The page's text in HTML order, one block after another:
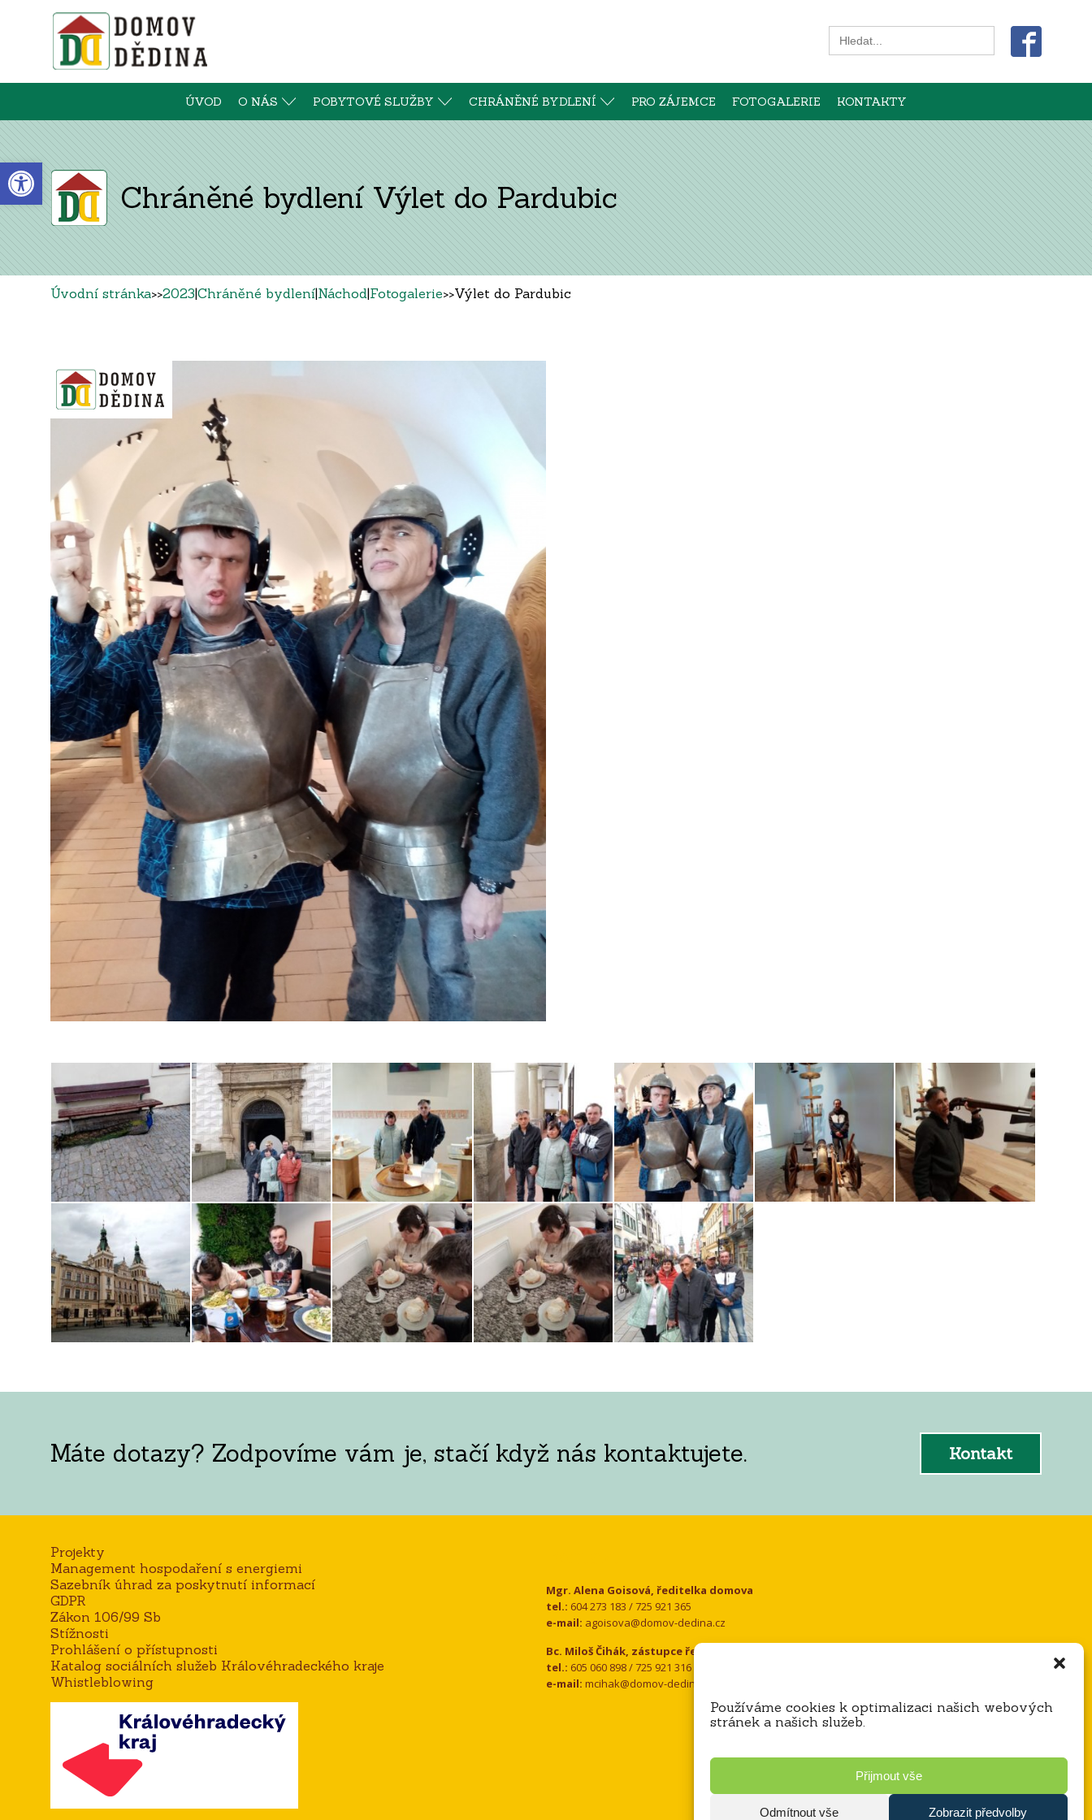
Open toolbar
Používáme cookies k optimalizaci našich webových
stránek a našich služeb.
Přijmout vše
Odmítnout vše Zobrazit předvolby
Search
for:
ÚVOD O NÁS POBYTOVÉ SLUŽBY CHRÁNĚNÉ BYDLENÍ PRO ZÁJEMCE FOTOGALERIE KONTAKTY
Chráněné bydlení Výlet do Pardubic
Úvodní stránka>>2023|Chráněné bydlení|Náchod|Fotogalerie>>Výlet do Pardubic
Máte dotazy? Zodpovíme vám je, stačí když nás kontaktujete. Kontakt
Projekty
Management hospodaření s energiemi
Sazebník úhrad za poskytnutí informací
GDPR
Zákon 106/99 Sb
Stížnosti
Prohlášení o přístupnosti
Katalog sociálních služeb Královéhradeckého kraje
Whistleblowing
Mgr. Alena Goisová, ředitelka domova
tel.: 604 273 183 / 725 921 365
e-mail: agoisova@domov-dedina.cz
Bc. Miloš Čihák, zástupce ředitele
tel.: 605 060 898 / 725 921 316
e-mail: mcihak@domov-dedina.cz